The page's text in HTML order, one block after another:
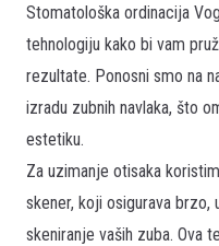
Stomatološka ordinacija
tehnologiju kako bi vam
rezultate. Ponosni smo na
izradu zubnih navlaka, što
estetiku.
Za uzimanje otisaka
skener, koji osigurava brzo,
skeniranje vaših zuba. Ova